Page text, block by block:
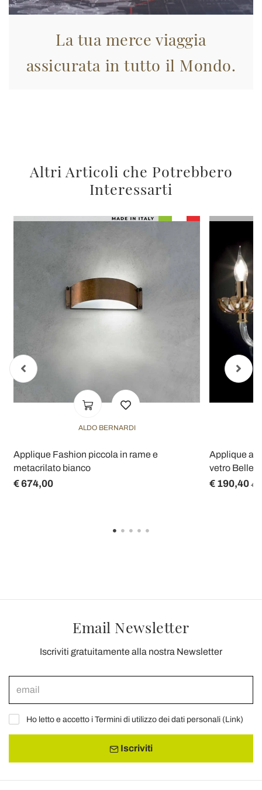
La tua merce viaggia
assicurata in tutto il Mondo.
Altri Articoli che Potrebbero
Interessarti
ALDO BERNARDI
Applique Fashion piccola in rame e
metacrilato bianco
€ 674,00
Applique a
vetro Belle
€ 190,40 €
Email Newsletter
Iscriviti gratuitamente alla nostra Newsletter
Ho letto e accetto i Termini di utilizzo dei dati personali (Link)
Iscriviti